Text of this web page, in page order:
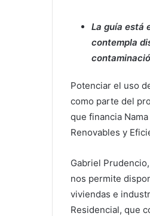
La guía está
contempla
Potenciar el uso
como parte del
que financia
Renovables y
Gabriel
nos permite
viviendas e
Residencial, que